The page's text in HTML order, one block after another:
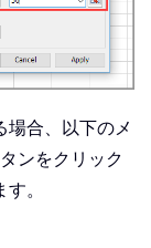
場合、以下のメ
ンをクリック
。